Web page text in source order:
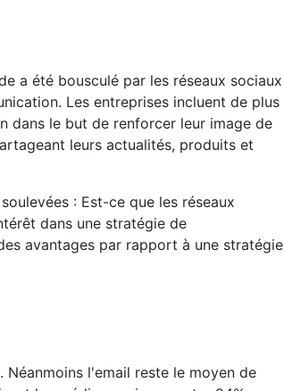
a été bousculé par les réseaux sociaux
Les entreprises incluent de plus
dans le but de renforcer leur image de
leurs actualités, produits et
: Est-ce que les réseaux
dans une stratégie de
avantages par rapport à une stratégie
Néanmoins l'email reste le moyen de